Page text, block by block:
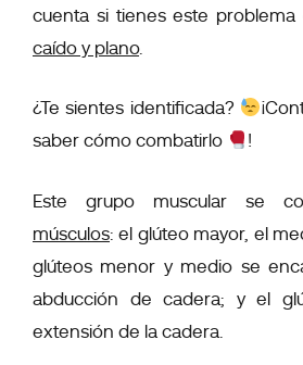
cuenta si tienes este
caído y plano.
¿Te sientes identificada?
saber cómo combatirlo
!
Este grupo muscular se
músculos: el glúteo mayor, el
glúteos menor y medio se
abducción de cadera; y el
extensión de la cadera.